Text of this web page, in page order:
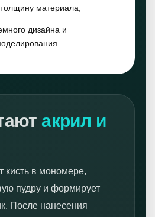
материала;
дизайна и
акрил и
кисть в мономере,
пудру и формирует
После нанесения